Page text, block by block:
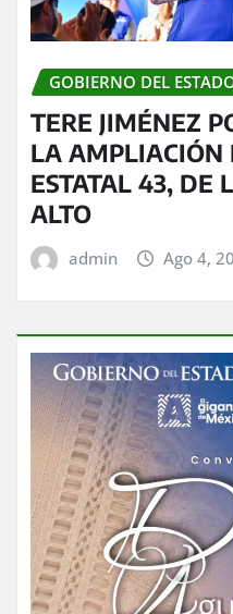
GOBIERNO DEL
TERE JIMÉNEZ
LA AMPLIACIÓN
ESTATAL 43, DE
ALTO
admin Ago 4,